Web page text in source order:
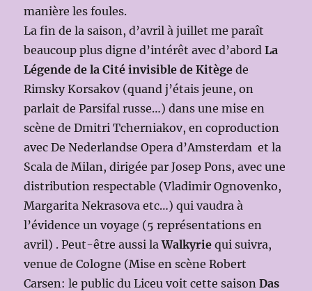
manière les foules.
La fin de la saison, d’avril à juillet me paraît
beaucoup plus digne d’intérêt avec d’abordLa
Légende de la Cité invisible de Kitège de
Rimsky Korsakov (quand j’étais jeune, on
parlait de Parsifal russe…) dans une mise en
scène de Dmitri Tcherniakov, en coproduction
avec De Nederlandse Opera d’Amsterdam et la
Scala de Milan, dirigée par Josep Pons, avec une
distribution respectable (Vladimir Ognovenko,
Margarita Nekrasova etc…) qui vaudra à
l’évidence un voyage (5 représentations en
avril) . Peut-être aussi laWalkyriequi suivra,
venue de Cologne (Mise en scène Robert
Carsen: le public du Liceu voit cette saisonDas